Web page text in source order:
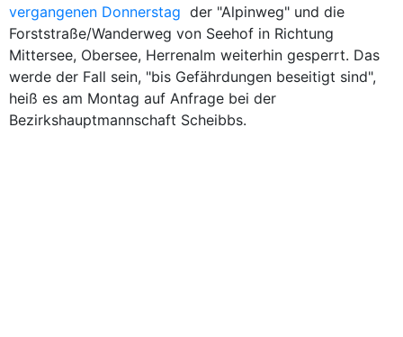
vergangenen Donnerstag der "Alpinweg" und die
Forststraße/Wanderweg von Seehof in Richtung
Mittersee, Obersee, Herrenalm weiterhin gesperrt. Das
werde der Fall sein, "bis Gefährdungen beseitigt sind",
heiß es am Montag auf Anfrage bei der
Bezirkshauptmannschaft Scheibbs.